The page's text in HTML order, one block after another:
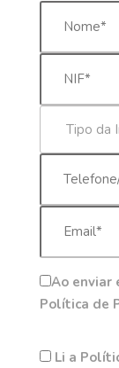
Ao enviar
Política de
Li a